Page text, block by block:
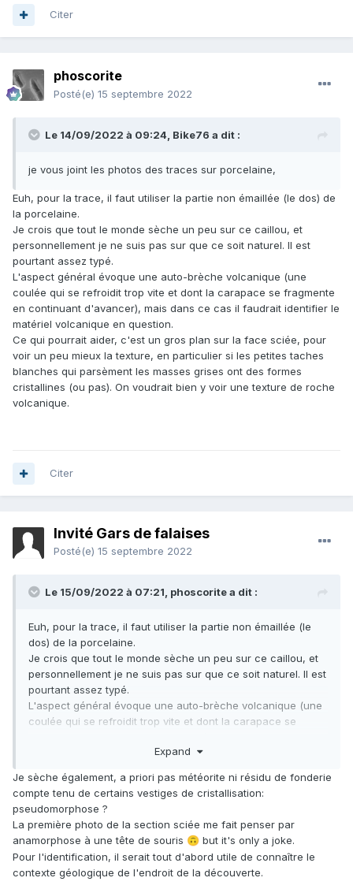
Citer
phoscorite
Posté(e) 15 septembre 2022
Le 14/09/2022 à 09:24, Bike76 a dit :
je vous joint les photos des traces sur porcelaine,
Euh, pour la trace, il faut utiliser la partie non émaillée (le dos) de
la porcelaine.
Je crois que tout le monde sèche un peu sur ce caillou, et
personnellement je ne suis pas sur que ce soit naturel. Il est
pourtant assez typé.
L'aspect général évoque une auto-brèche volcanique (une
coulée qui se refroidit trop vite et dont la carapace se fragmente
en continuant d'avancer), mais dans ce cas il faudrait identifier le
matériel volcanique en question.
Ce qui pourrait aider, c'est un gros plan sur la face sciée, pour
voir un peu mieux la texture, en particulier si les petites taches
blanches qui parsèment les masses grises ont des formes
cristallines (ou pas). On voudrait bien y voir une texture de roche
volcanique.
Citer
Invité Gars de falaises
Posté(e) 15 septembre 2022
Le 15/09/2022 à 07:21, phoscoritea dit :
Euh, pour la trace, il faut utiliser la partie non émaillée (le
dos) de la porcelaine.
Je crois que tout le monde sèche un peu sur ce caillou, et
personnellement je ne suis pas sur que ce soit naturel. Il est
pourtant assez typé.
L'aspect général évoque une auto-brèche volcanique (une
coulée qui se refroidit trop vite et dont la carapace se
faudrait identifier le matériel volcanique en question.
pour voir un peu mieux la texture, en particulier si les
petites taches blanches qui parsèment les masses grises
ont des formes cristallines (ou pas). On voudrait bien y voir
une texture de roche volcanique.
Expand
Je sèche également, a priori pas météorite ni résidu de fonderie
compte tenu de certains vestiges de cristallisation:
pseudomorphose ?
La première photo de la section sciée me fait penser par
anamorphose à une tête de souris 🙃 but it's only a joke.
Pour l'identification, il serait tout d'abord utile de connaître le
contexte géologique de l'endroit de la découverte.